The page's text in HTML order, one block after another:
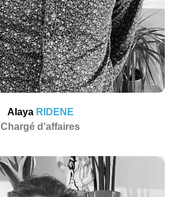
Alaya RIDENE
Chargé d’affaires